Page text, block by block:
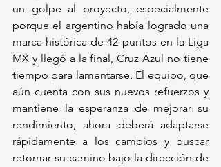
un golpe al proyecto, especialmente
porque el argentino había logrado una
marca histórica de 42 puntos en la Liga
MX y llegó a la final, Cruz Azul no tiene
tiempo para lamentarse. El equipo, que
aún cuenta con sus nuevos refuerzos y
mantiene la esperanza de mejorar su
rendimiento, ahora deberá adaptarse
rápidamente a los cambios y buscar
retomar su camino bajo la dirección de